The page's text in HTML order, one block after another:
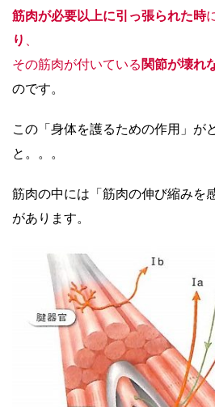
筋肉が必要以上に引っ張られた時
り
その筋肉が付いている関節が壊れ
のです。
この「身体を護るための作用」が
と。。。
筋肉の中には「筋肉の伸び縮みを
があります。